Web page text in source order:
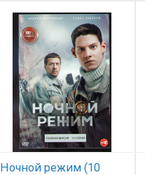
Ночной режим (10